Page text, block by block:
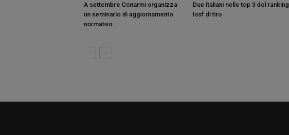
A settembre Conarmi organizza
un seminario di aggiornamento
normativo
Due italiani nelle top 3 del ranking
Issf di tiro